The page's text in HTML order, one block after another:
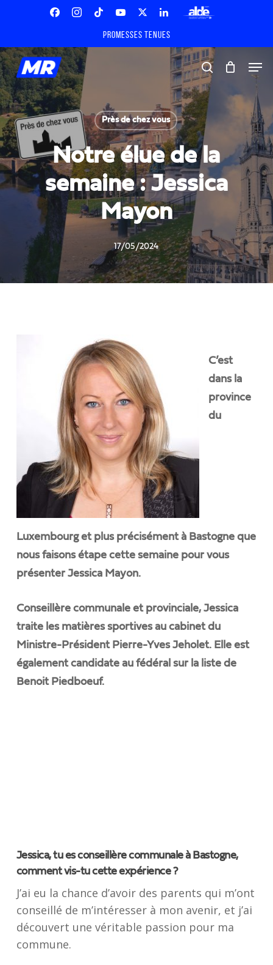
content
Twitter
Linkedin ALDE
Promesses tenues
search
Près de chez vous
Notre élue de la
semaine : Jessica
Mayon
17/05/2024
C’est
dans la
province
du
Luxembourg et plus précisément à Bastogne que
nous faisons étape cette semaine pour vous
présenter Jessica Mayon.
Conseillère communale et provinciale, Jessica
traite les matières sportives au cabinet du
Ministre-Président Pierre-Yves Jeholet. Elle est
également candidate au fédéral sur la liste de
Benoit Piedboeuf.
Jessica, tu es conseillère communale à Bastogne,
comment vis-tu cette expérience ?
J’ai eu la chance d’avoir des parents qui m’ont
conseillé de m’intéresser à mon avenir, et j’ai
découvert une véritable passion pour ma
commune.